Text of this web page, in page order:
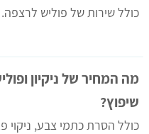
כולל שירות של פוליש לרצפה.
מה המחיר של ניקיון
שיפוץ?
כולל הסרת כתמי צבע, ניקוי